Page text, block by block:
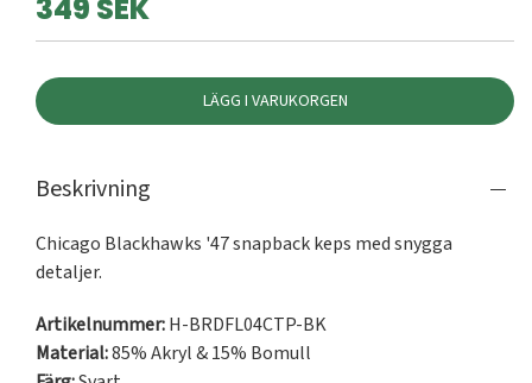
349 SEK
LÄGG I VARUKORGEN
Beskrivning
Chicago Blackhawks '47 snapback keps med snygga
detaljer.
Artikelnummer:H-BRDFL04CTP-BK
Material:85% Akryl & 15% Bomull